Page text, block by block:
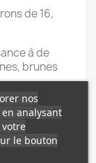
de 16,
à de
brunes
3 à 5 cm de
nos
analysant
le bouton